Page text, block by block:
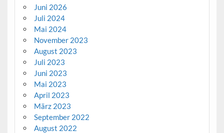
Juni 2026
Juli 2024
Mai 2024
November 2023
August 2023
Juli 2023
Juni 2023
Mai 2023
April 2023
März 2023
September 2022
August 2022